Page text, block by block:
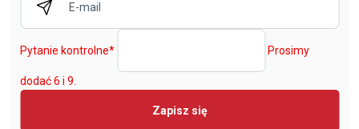
Pytanie kontrolne* Prosimy
dodać 6 i 9.
Zapisz się